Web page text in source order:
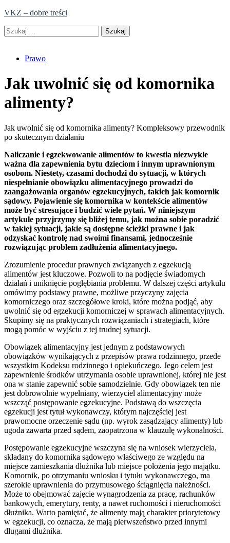
Skip
content
VKZ – dobre treści
Szukaj:
Prawo
Jak uwolnić się od komornika
alimenty?
Jak uwolnić się od komornika alimenty? Kompleksowy przewodnik
po skutecznym działaniu
Naliczanie i egzekwowanie alimentów to kwestia niezwykle
ważna dla zapewnienia bytu dzieciom i innym uprawnionym
osobom. Niestety, czasami dochodzi do sytuacji, w których
niespełnianie obowiązku alimentacyjnego prowadzi do
zaangażowania organów egzekucyjnych, takich jak komornik
sądowy. Pojawienie się komornika w kontekście alimentów
może być stresujące i budzić wiele pytań. W niniejszym
artykule przyjrzymy się bliżej temu, jak można sobie poradzić
w takiej sytuacji, jakie są dostępne ścieżki prawne i jak
odzyskać kontrolę nad swoimi finansami, jednocześnie
rozwiązując problem zadłużenia alimentacyjnego.
Zrozumienie procedur prawnych związanych z egzekucją
alimentów jest kluczowe. Pozwoli to na podjęcie świadomych
działań i uniknięcie pogłębiania problemu. W dalszej części artykułu
omówimy podstawy prawne, możliwe przyczyny zajęcia
komorniczego oraz szczegółowe kroki, które można podjąć, aby
uwolnić się od egzekucji komorniczej w sprawach alimentacyjnych.
Skupimy się na praktycznych rozwiązaniach i strategiach, które
mogą pomóc w wyjściu z tej trudnej sytuacji.
Obowiązek alimentacyjny jest jednym z podstawowych
obowiązków wynikających z przepisów prawa rodzinnego, przede
wszystkim Kodeksu rodzinnego i opiekuńczego. Jego celem jest
zapewnienie środków utrzymania osobie uprawnionej, której nie jest
ona w stanie zapewnić sobie samodzielnie. Gdy obowiązek ten nie
jest dobrowolnie wypełniany, wierzyciel alimentacyjny może
wszcząć postępowanie egzekucyjne. Podstawą do wszczęcia
egzekucji jest tytuł wykonawczy, którym najczęściej jest
prawomocne orzeczenie sądu (np. wyrok zasądzający alimenty) lub
ugoda zawarta przed sądem, zaopatrzona w klauzulę wykonalności.
Postępowanie egzekucyjne wszczyna się na wniosek wierzyciela,
składany do komornika sądowego właściwego ze względu na
miejsce zamieszkania dłużnika lub miejsce położenia jego majątku.
Komornik, po otrzymaniu wniosku i tytułu wykonawczego, ma
szerokie uprawnienia do przymusowego ściągnięcia należności.
Może to obejmować zajęcie wynagrodzenia za pracę, rachunków
bankowych, emerytury, renty, a nawet ruchomości i nieruchomości
dłużnika. Warto pamiętać, że alimenty mają charakter priorytetowy
w egzekucji, co oznacza, że mają pierwszeństwo przed innymi
długami dłużnika.